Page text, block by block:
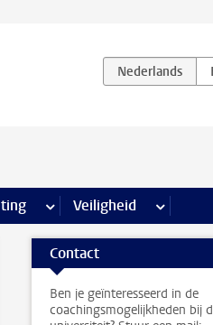
meer Communicatie &
Veiligheid meer
Contact
Ben je geïnteresseerd in de
coachingsmogelijkheden bij